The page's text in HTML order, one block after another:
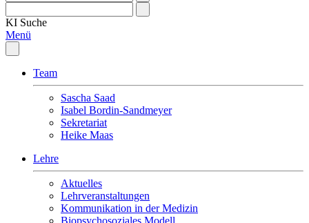
KI Suche
Menü
Team
Sascha Saad
Isabel Bordin-Sandmeyer
Sekretariat
Heike Maas
Lehre
Aktuelles
Lehrveranstaltungen
Kommunikation in der Medizin
Biopsychosoziales Modell